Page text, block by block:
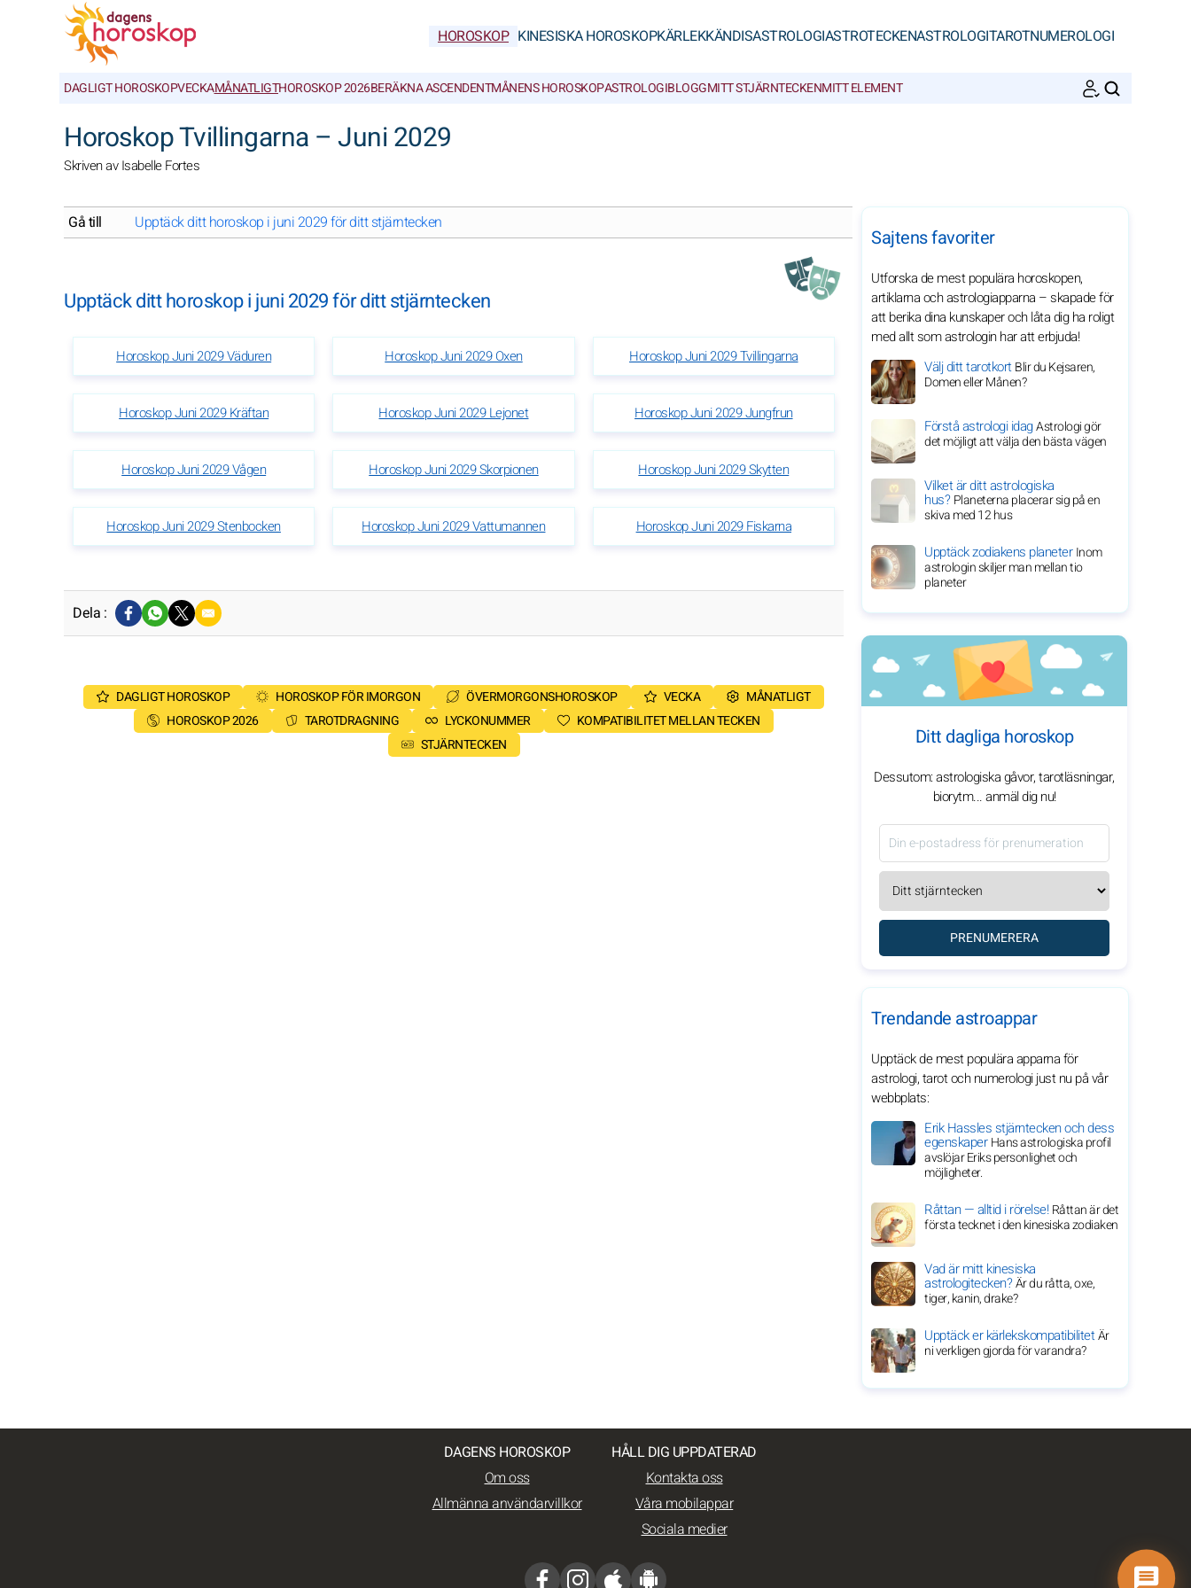
HOROSKOP KINESISKA HOROSKOPKÄRLEKKÄNDISASTROLOGIASTROTECKENASTROLOGITAROTNUMEROLOGI
DAGLIGT HOROSKOPVECKAMÅNATLIGTHOROSKOP 2026BERÄKNA ASCENDENTMÅNENS HOROSKOPASTROLOGIBLOGGMITT STJÄRNTECKENMITT ELEMENT
Horoskop Tvillingarna – Juni 2029
Skriven av Isabelle Fortes
Gå till Upptäck ditt horoskop i juni 2029 för ditt stjärntecken
Upptäck ditt horoskop i juni 2029 för ditt stjärntecken
Horoskop Juni 2029 Väduren Horoskop Juni 2029 Oxen Horoskop Juni 2029 Tvillingarna
Horoskop Juni 2029 Kräftan Horoskop Juni 2029 Lejonet Horoskop Juni 2029 Jungfrun
Horoskop Juni 2029 Vågen Horoskop Juni 2029 Skorpionen Horoskop Juni 2029 Skytten
Horoskop Juni 2029 Stenbocken Horoskop Juni 2029 Vattumannen Horoskop Juni 2029 Fiskarna
Dela :
DAGLIGT HOROSKOP HOROSKOP FÖR IMORGON ÖVERMORGONSHOROSKOP VECKA
MÅNATLIGT
HOROSKOP 2026
TAROTDRAGNING LYCKONUMMER
KOMPATIBILITET MELLAN TECKEN
STJÄRNTECKEN
Sajtens favoriter
Utforska de mest populära horoskopen,
artiklarna och astrologiapparna – skapade för
att berika dina kunskaper och låta dig ha roligt
med allt som astrologin har att erbjuda!
Välj ditt tarotkortBlir du Kejsaren,
Domen eller Månen?
Förstå astrologi idagAstrologi gör
det möjligt att välja den bästa vägen
Vilket är ditt astrologiska
hus?Planeterna placerar sig på en
skiva med 12 hus
Upptäck zodiakens planeterInom
astrologin skiljer man mellan tio
planeter
Ditt dagliga horoskop
Dessutom: astrologiska gåvor, tarotläsningar,
biorytm... anmäl dig nu!
PRENUMERERA
Trendande astroappar
Upptäck de mest populära apparna för
astrologi, tarot och numerologi just nu på vår
webbplats:
Erik Hassles stjärntecken och dess
egenskaperHans astrologiska profil
avslöjar Eriks personlighet och
möjligheter.
Råttan — alltid i rörelse!Råttan är det
första tecknet i den kinesiska zodiaken
Vad är mitt kinesiska
astrologitecken?Är du råtta, oxe,
tiger, kanin, drake?
Upptäck er kärlekskompatibilitetÄr
ni verkligen gjorda för varandra?
DAGENS HOROSKOP
Om oss
Allmänna användarvillkor
HÅLL DIG UPPDATERAD
Kontakta oss
Våra mobilappar
Sociala medier